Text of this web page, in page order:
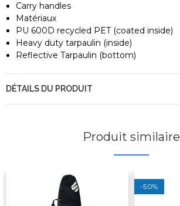
Carry handles
Matériaux
PU 600D recycled PET (coated inside)
Heavy duty tarpaulin (inside)
Reflective Tarpaulin (bottom)
DÉTAILS DU PRODUIT
Produit similaire
-50%